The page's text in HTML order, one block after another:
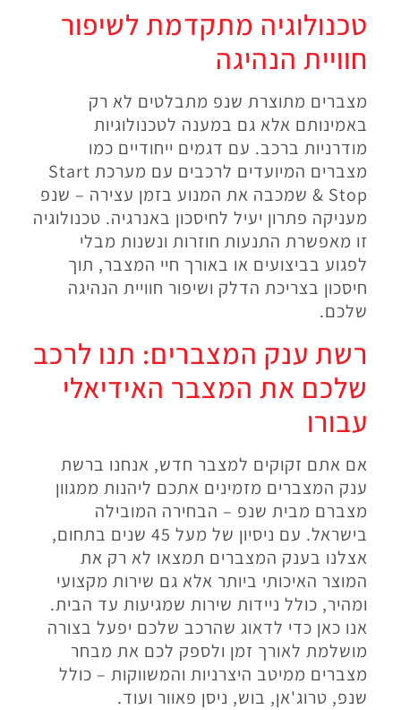
טכנולוגיה מתקדמת לשיפור
חוויית הנהיגה
מצברים מתוצרת שנפ מתבלטים לא רק
באמינותם אלא גם במענה לטכנולוגיות
מודרניות ברכב. עם דגמים ייחודיים כמו
מצברים המיועדים לרכבים עם מערכת Start
& Stop שמכבה את המנוע בזמן עצירה – שנפ
מעניקה פתרון יעיל לחיסכון באנרגיה. טכנולוגיה
זו מאפשרת התנעות חוזרות ונשנות מבלי
לפגוע בביצועים או באורך חיי המצבר, תוך
חיסכון בצריכת הדלק ושיפור חוויית הנהיגה
שלכם.
רשת ענק המצברים: תנו לרכב
שלכם את המצבר האידיאלי
עבורו
אם אתם זקוקים למצבר חדש, אנחנו ברשת
ענק המצברים מזמינים אתכם ליהנות ממגוון
מצברם מבית שנפ – הבחירה המובילה
בישראל. עם ניסיון של מעל 45 שנים בתחום,
אצלנו בענק המצברים תמצאו לא רק את
המוצר האיכותי ביותר אלא גם שירות מקצועי
ומהיר, כולל ניידות שירות שמגיעות עד הבית.
אנו כאן כדי לדאוג שהרכב שלכם יפעל בצורה
מושלמת לאורך זמן ולספק לכם את מבחר
מצברים ממיטב היצרניות והמשווקות – כולל
שנפ, טרוג'אן, בוש, ניסן פאוור ועוד.